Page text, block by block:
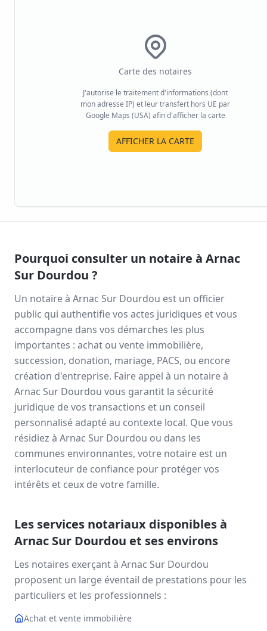
Carte des notaires
J'autorise le traitement d'informations (dont
mon adresse IP) et leur transfert hors UE par
Google Maps (USA) afin d'afficher la carte
AFFICHER LA CARTE
Pourquoi consulter un notaire à Arnac
Sur Dourdou ?
Un notaire à Arnac Sur Dourdou est un officier
public qui authentifie vos actes juridiques et vous
accompagne dans vos démarches les plus
importantes : achat ou vente immobilière,
succession, donation, mariage, PACS, ou encore
création d'entreprise. Faire appel à un notaire à
Arnac Sur Dourdou vous garantit la sécurité
juridique de vos transactions et un conseil
personnalisé adapté au contexte local. Que vous
résidiez à Arnac Sur Dourdou ou dans les
communes environnantes, votre notaire est un
interlocuteur de confiance pour protéger vos
intérêts et ceux de votre famille.
Les services notariaux disponibles à
Arnac Sur Dourdou et ses environs
Les notaires exerçant à Arnac Sur Dourdou
proposent un large éventail de prestations pour les
particuliers et les professionnels :
Achat et vente immobilière